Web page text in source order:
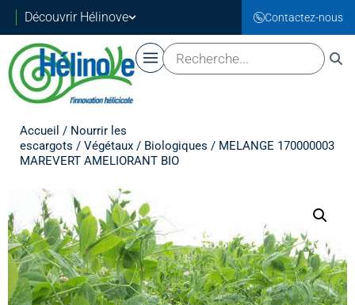
Découvrir Hélinove Contactez-nous
Accueil / Nourrir les
escargots / Végétaux / Biologiques / MELANGE 170000003
MAREVERT AMELIORANT BIO